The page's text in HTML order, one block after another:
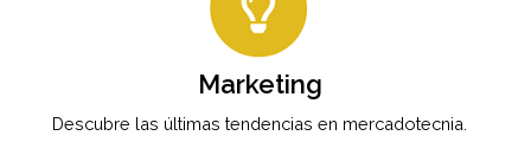
Marketing
Descubre las últimas tendencias en mercadotecnia.